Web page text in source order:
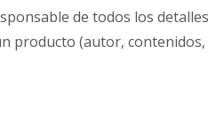
de todos los detalles
producto (autor, contenidos,